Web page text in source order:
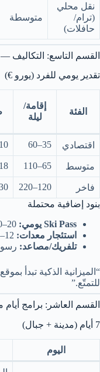
نقل محلي
(ترام/
حافلات)
متوسطة
القسم التاسع: التكاليف
تقدير يومي للفرد (يورو €)
الفئة
إقامة/
ليلة
اقتصادي 35–60
10–18
متوسط 65–110
18–30
فاخر 120–220
بنود إضافية محتملة
Ski Pass يومي:
استئجار معدات:
تلفريك/مصاعد:
“الميزانية الذكية تبدأ
للتمتّع.”
القسم العاشر: برامج
7 أيام (مدينة + جبال)
اليوم